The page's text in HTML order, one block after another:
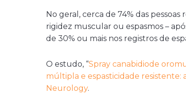
No geral, cerca de 74% das
rigidez muscular ou espasmos –
de 30% ou mais nos registros de
O estudo, “Spray canabidiode
múltipla e espasticidade resistente:
Neurology.